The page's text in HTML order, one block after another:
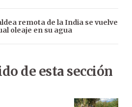
remota de la India se vuelve
oleaje en su agua
de esta sección